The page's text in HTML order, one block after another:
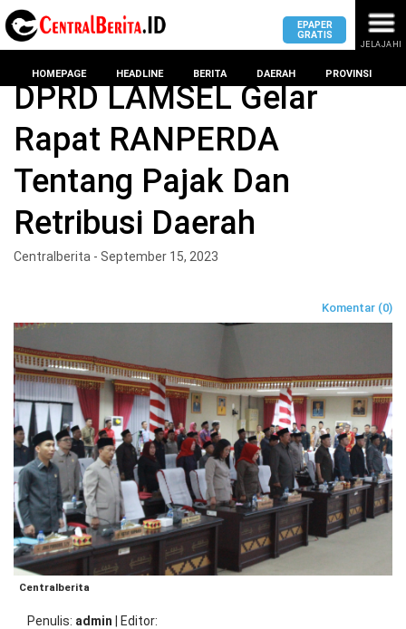
MASUK
KOTA
METRO
PESAWARAN
TANGGAMUS
PRINGSEWU
LAMPUNG
SELATAN
LAMPUNG
TENGAH
DPRD
KOTA
BANDAR
LAMPUNG
DPRD
METRO
DPRD
PESAWARAN
DPRD
TANGGAMUS
PRINGSEWU
LAMPUNG
BANTEN
JAWAB
BARAT
DKI
JAKARTA
EPAPER
GRATIS
JELAJAHI
HOMEPAGE HEADLINE BERITA DAERAH PROVINSI
DPRD LAMSEL Gelar
Rapat RANPERDA
Tentang Pajak Dan
Retribusi Daerah
Centralberita - September 15, 2023
Komentar (0)
Centralberita
Penulis admin Editor